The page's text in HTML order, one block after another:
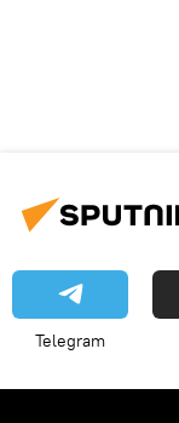
Telegram